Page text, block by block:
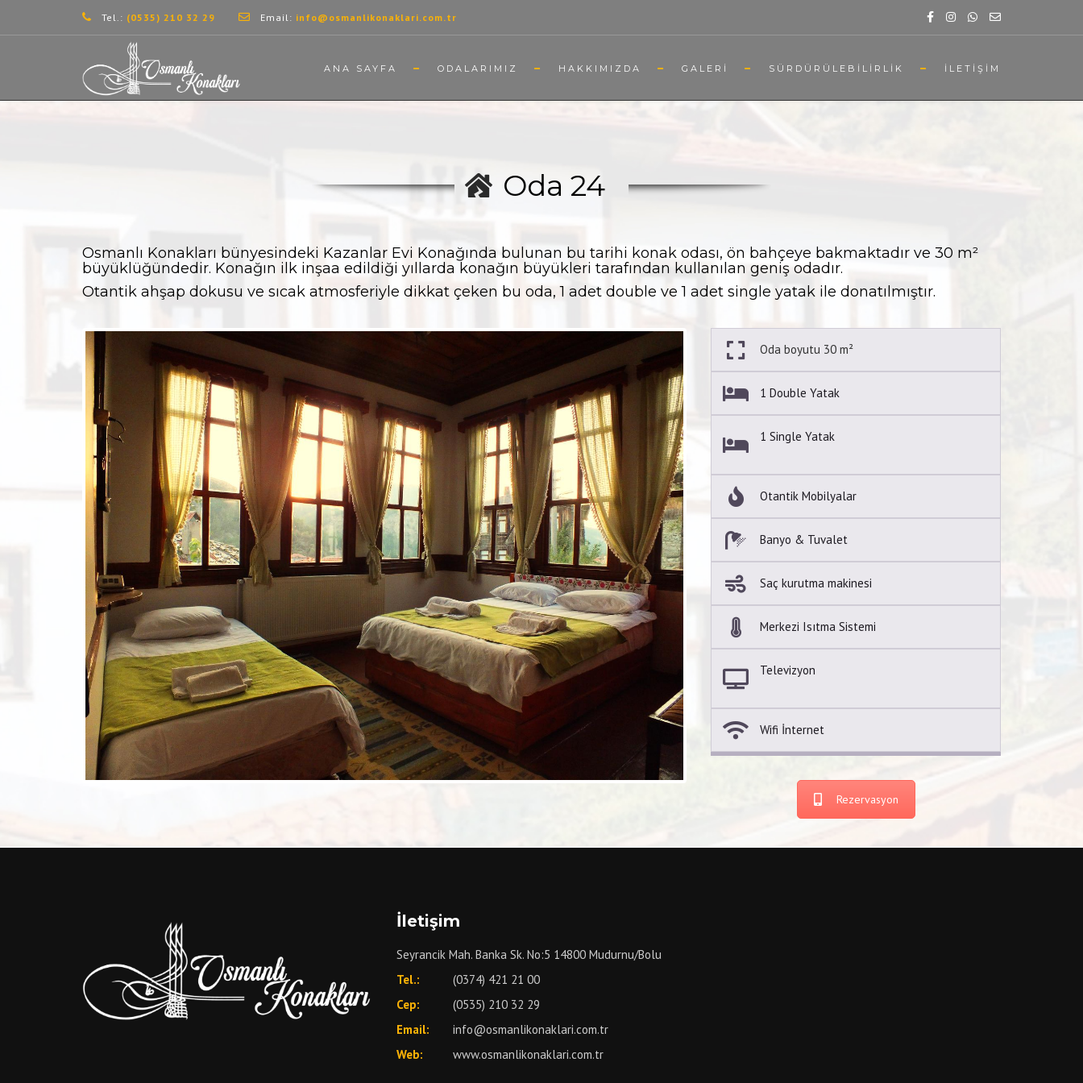
Tel.: (0535) 210 32 29 Email: info@osmanlikonaklari.com.tr
ANA SAYFA ODALARIMIZ HAKKIMIZDA GALERI SÜRDÜRÜLEBILIRLIK İLETIŞIM
Oda 24
Osmanlı Konakları bünyesindeki Kazanlar Evi Konağında bulunan bu tarihi konak odası, ön bahçeye bakmaktadır ve 30 m²
büyüklüğündedir. Konağın ilk inşaa edildiği yıllarda konağın büyükleri tarafından kullanılan geniş odadır.
Otantik ahşap dokusu ve sıcak atmosferiyle dikkat çeken bu oda, 1 adet double ve 1 adet single yatak ile donatılmıştır.
Oda boyutu 30 m²
1 Double Yatak
1 Single Yatak
Otantik Mobilyalar
Banyo & Tuvalet
Saç kurutma makinesi
Merkezi Isıtma Sistemi
Televizyon
Wifi İnternet
Rezervasyon
İletişim
Seyrancik Mah. Banka Sk. No:5 14800 Mudurnu/Bolu
Tel.:
(0374) 421 21 00
Cep:
(0535) 210 32 29
Email:
info@osmanlikonaklari.com.tr
Web:
www.osmanlikonaklari.com.tr